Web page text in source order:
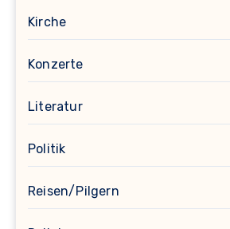
Kirche
Konzerte
Literatur
Politik
Reisen/Pilgern